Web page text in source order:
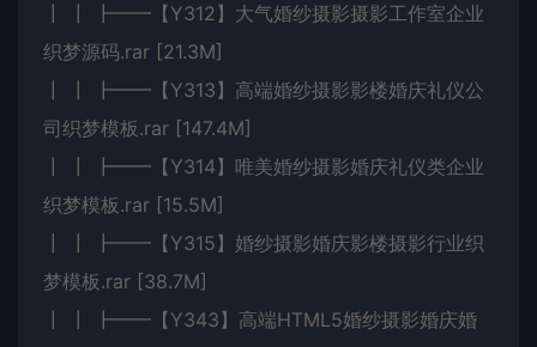
┃ ┃ ┣━━【Y312】大气婚纱摄影摄影工作室企业
织梦源码.rar [21.3M]
┃ ┃ ┣━━【Y313】高端婚纱摄影影楼婚庆礼仪公
司织梦模板.rar [147.4M]
┃ ┃ ┣━━【Y314】唯美婚纱摄影婚庆礼仪类企业
织梦模板.rar [15.5M]
┃ ┃ ┣━━【Y315】婚纱摄影婚庆影楼摄影行业织
梦模板.rar [38.7M]
┃ ┃ ┣━━【Y343】高端HTML5婚纱摄影婚庆婚